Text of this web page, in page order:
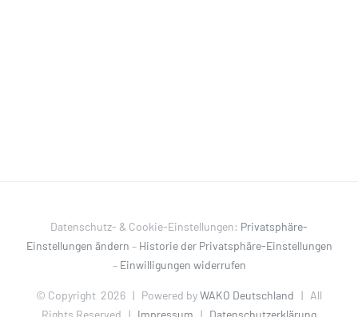
Datenschutz- & Cookie-Einstellungen: Privatsphäre-
Einstellungen ändern – Historie der Privatsphäre-Einstellungen
– Einwilligungen widerrufen
© Copyright 2026 | Powered byWAKO Deutschland | All
Rights Reserved | Impressum | Datenschutzerklärung